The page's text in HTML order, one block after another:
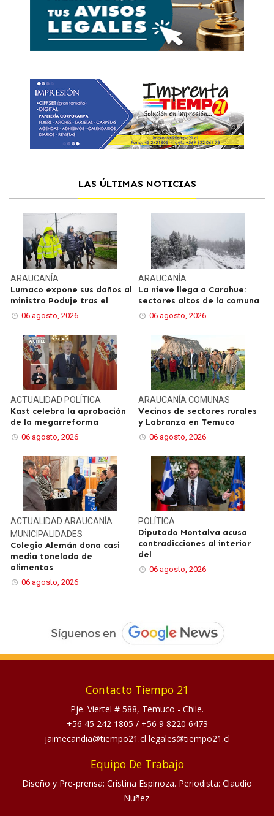
LAS ÚLTIMAS NOTICIAS
ARAUCANÍA
Lumaco expone sus daños al
ministro Poduje tras el
06 agosto, 2026
ARAUCANÍA
La nieve llega a Carahue:
sectores altos de la comuna
06 agosto, 2026
ACTUALIDADPOLÍTICA
Kast celebra la aprobación
de la megarreforma
06 agosto, 2026
ARAUCANÍA COMUNAS
Vecinos de sectores rurales
y Labranza en Temuco
06 agosto, 2026
ACTUALIDADARAUCANÍA
MUNICIPALIDADES
Colegio Alemán dona casi
media tonelada de
alimentos
06 agosto, 2026
POLÍTICA
Diputado Montalva acusa
contradicciones al interior
del
06 agosto, 2026
Contacto Tiempo 21
Pje. Viertel # 588, Temuco - Chile.
+56 45 242 1805 / +56 9 8220 6473
jaimecandia@tiempo21.cl legales@tiempo21.cl
Equipo De Trabajo
Diseño y Pre-prensa: Cristina Espinoza. Periodista: Claudio
Nuñez.